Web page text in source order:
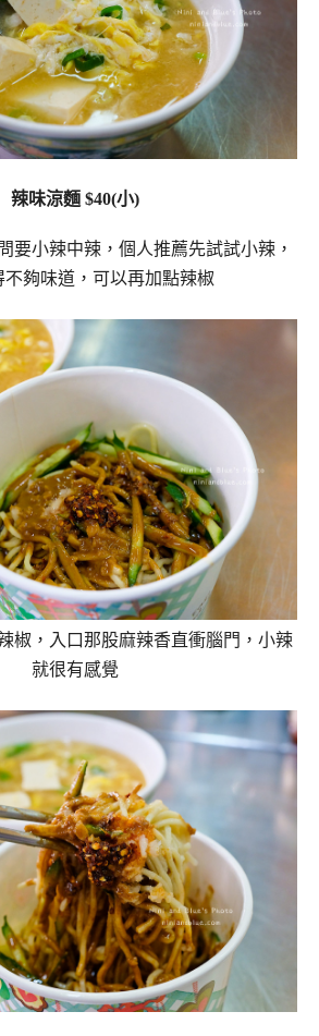
辣味涼麵 $40(小)
要小辣中辣，個人推薦先試試小辣，
不夠味道，可以再加點辣椒
椒，入口那股麻辣香直衝腦門，小辣
就很有感覺